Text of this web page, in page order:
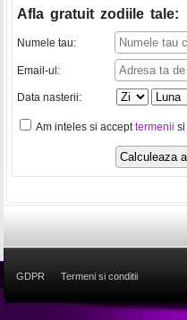
Afla gratuit zodiile tale:
Numele tau:
Email-ul:
Data nasterii:
Am inteles si accepttermenii si
GDPR Termeni si conditii